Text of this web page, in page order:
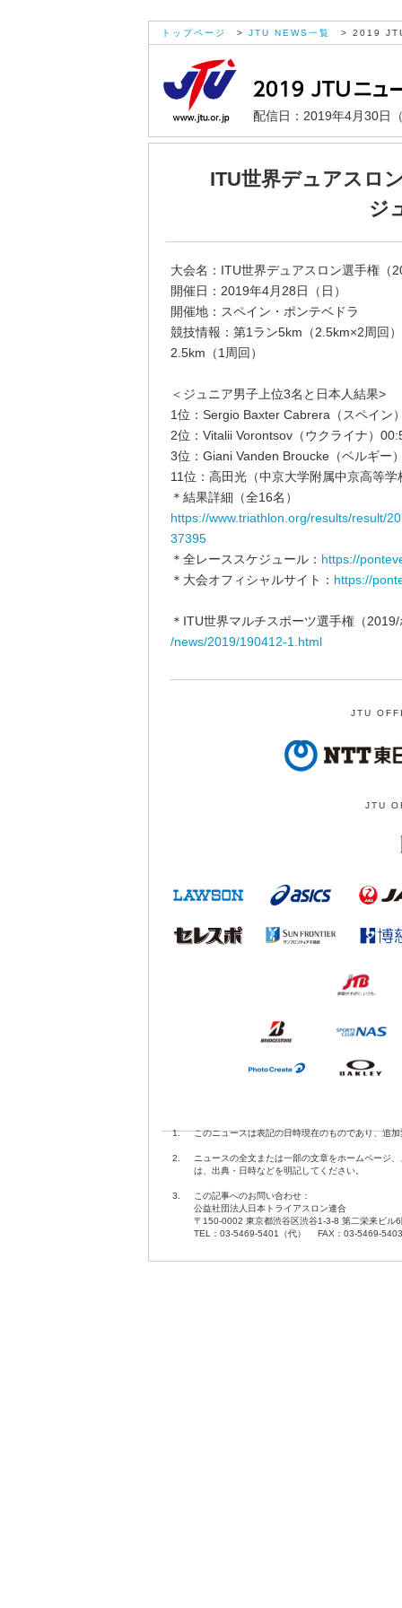
トップページ > JTU NEWS一覧 > 2019
配信日：2019年4月30日
ITU世界デュアスロ
ジ
大会名：ITU世界デュアスロン選手権（
開催日：2019年4月28日（日）
開催地：スペイン・ポンテベドラ
競技情報：第1ラン5km（2.5km×2周回
2.5km（1周回）
＜ジュニア男子上位3名と日本人結果>
1位：Sergio Baxter Cabrera（スペイン
2位：Vitalii Vorontsov（ウクライナ）
3位：Giani Vanden Broucke（ベルギー
11位：高田光（中京大学附属中京高等
＊結果詳細（全16名）
https://www.triathlon.org/results/result/
37395
＊全レーススケジュール： https://
＊大会オフィシャルサイト： https://
＊ITU世界マルチスポーツ選手権（
/news/2019/190412-1.html
JTU
JTU
1. このニュースは表記の日時現在のものであり、追
2.
ニュースの全文または一部の文章をホームページ
は、出典・日時などを明記してください。
3.
この記事へのお問い合わせ：
公益社団法人日本トライアスロン連合
〒150-0002 東京都渋谷区渋谷1-3-8 第二栄来ビル
TEL：03-5469-5401（代） FAX：03-5469-